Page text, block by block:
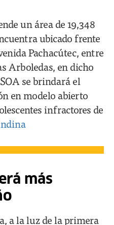
un área de 19,348
ubicado frente
Pachacútec, entre
Arboledas, en dicho
se brindará el
en modelo abierto
infractores de
más
a la luz de la primera